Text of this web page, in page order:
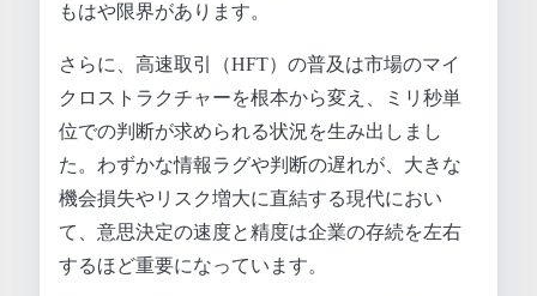
もはや限界があります。
さらに、高速取引（HFT）の普及は市場のマイ
クロストラクチャーを根本から変え、ミリ秒単
位での判断が求められる状況を生み出しまし
た。わずかな情報ラグや判断の遅れが、大きな
機会損失やリスク増大に直結する現代におい
て、意思決定の速度と精度は企業の存続を左右
するほど重要になっています。